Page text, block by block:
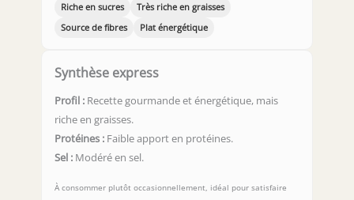
Riche en sucres
Très riche en graisses
Source de fibres
Plat énergétique
Synthèse express
Profil : Recette gourmande et énergétique, mais
riche en graisses.
Protéines : Faible apport en protéines.
Sel : Modéré en sel.
À consommer plutôt occasionnellement, idéal pour satisfaire